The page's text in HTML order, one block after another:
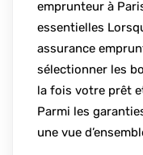
emprunteur à
essentielles
assurance
sélectionner les
la fois votre prêt
Parmi les
une vue